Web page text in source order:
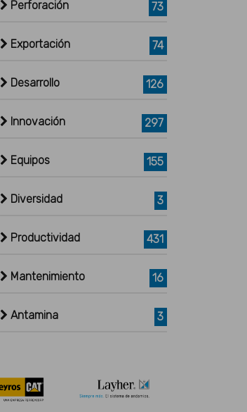
Perforación 73
Exportación 74
Desarrollo 126
Innovación 297
Equipos 155
Diversidad 3
Productividad 431
Mantenimiento 16
Antamina 3